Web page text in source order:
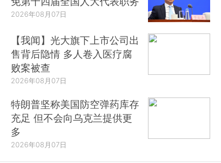
2026年08月07日
【我闻】光大旗下上市公司出
售背后隐情 多人卷入医疗腐
败案被查
2026年08月07日
特朗普坚称美国防空弹药库存
充足 但不会向乌克兰提供更
多
2026年08月07日